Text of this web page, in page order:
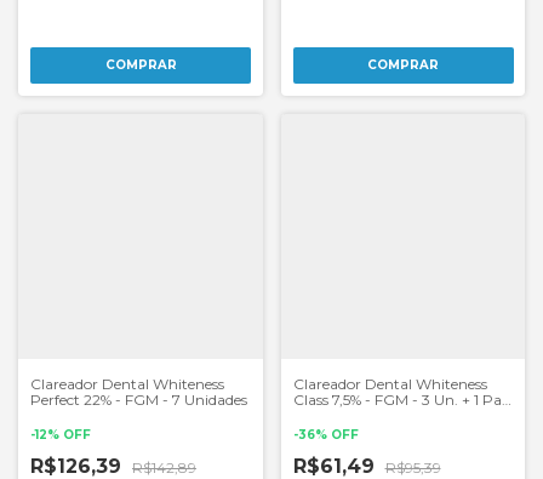
Clareador Dental Whiteness
Perfect 22% - FGM - 7 Unidades
-12% OFF
R$126,39 R$142,89
Clareador Dental Whiteness
Class 7,5% - FGM - 3 Un. + 1 Par
-36% OFF
R$61,49 R$95,39